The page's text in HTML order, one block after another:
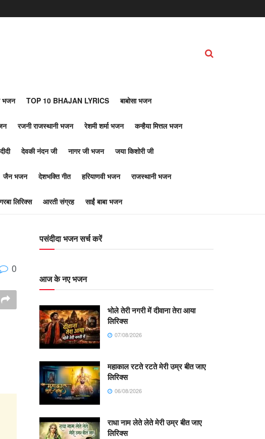
भजन TOP 10 BHAJAN LYRICS बाबोसा भजन
रजनी राजस्थानी भजन रेशमी शर्मा भजन कन्हैया मित्तल भजन
देवकी नंदन जी नागर जी भजन जया किशोरी जी
जैन भजन देशभक्ति गीत हरियाणवी भजन राजस्थानी भजन
गरबा लिरिक्स आरती संग्रह साईं बाबा भजन
0
पसंदीदा भजन सर्च करें
आज के नए भजन
भोले तेरी नगरी में दीवाना तेरा आया
लिरिक्स
07/08/2026
महाकाल रटते रटते मेरी उम्र बीत जाए
लिरिक्स
06/08/2026
राधा नाम लेते लेते मेरी उम्र बीत जाए
लिरिक्स